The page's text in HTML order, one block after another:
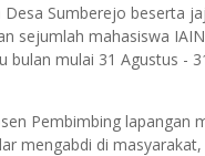
Sumberejo beserta
sejumlah mahasiswa
bulan mulai 31 Agustus -
Pembimbing lapangan
mengabdi di